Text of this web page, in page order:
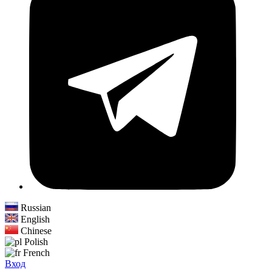
Russian
English
Chinese
Polish
French
Вход